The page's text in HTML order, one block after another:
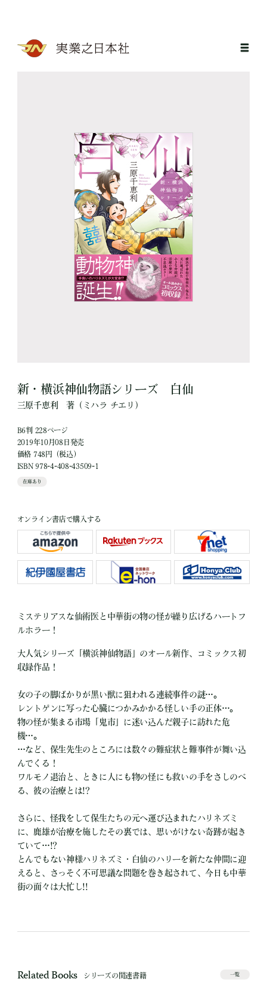
新・横浜神仙物語シリーズ 白仙
三原千恵利 著 （ミハラ チエリ）
B6判 228ページ
2019年10月08日発売
価格 748円（税込）
ISBN 978-4-408-43509-1
在庫あり
オンライン書店で購入する
ミステリアスな仙術医と中華街の物の怪が繰り広げるハートフ
ルホラー！
大人気シリーズ「横浜神仙物語」のオール新作、コミックス初
収録作品！
女の子の脚ばかりが黒い獣に狙われる連続事件の謎…。
レントゲンに写った心臓につかみかかる怪しい手の正体…。
物の怪が集まる市場「鬼市」に迷い込んだ親子に訪れた危
機…。
…など、保生先生のところには数々の難症状と難事件が舞い込
んでくる！
ワルモノ退治と、ときに人にも物の怪にも救いの手をさしのべ
る、彼の治療とは!?
さらに、怪我をして保生たちの元へ運び込まれたハリネズミ
に、鹿雄が治療を施したその裏では、思いがけない奇跡が起き
ていて…!?
とんでもない神様ハリネズミ・白仙のハリーを新たな仲間に迎
えると、さっそく不可思議な問題を巻き起されて、今日も中華
街の面々は大忙し!!
Related Books シリーズの関連書籍 一覧